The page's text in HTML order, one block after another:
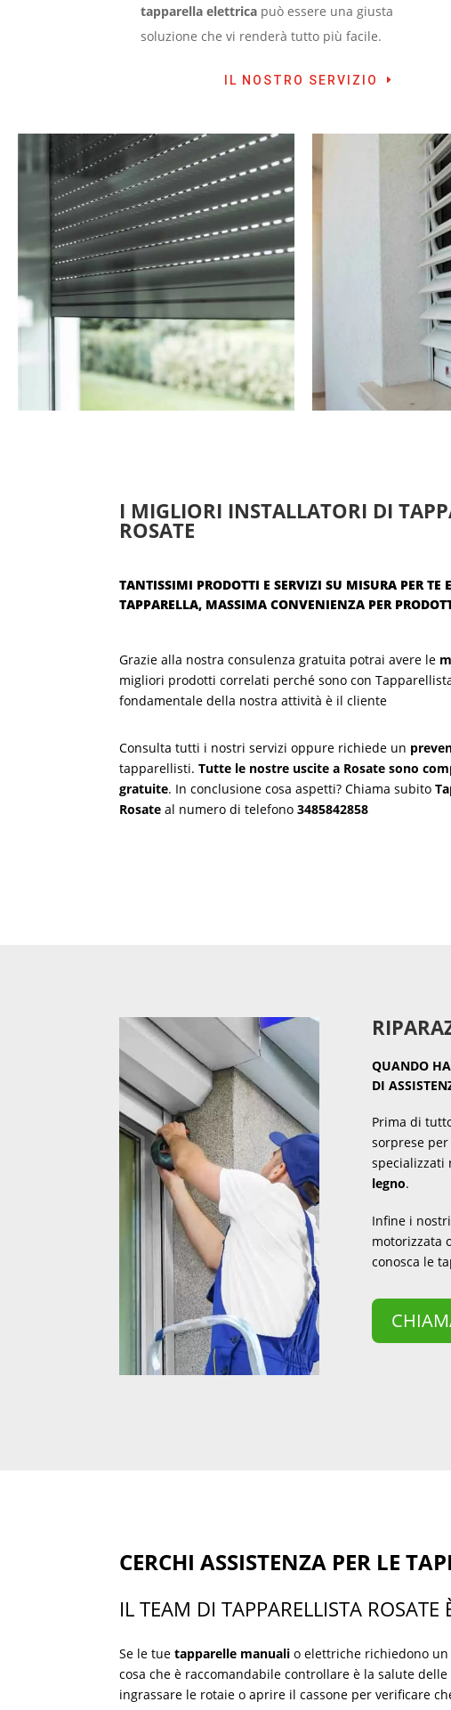
tapparella elettrica può essere una giusta
soluzione che vi renderà tutto più facile.
IL NOSTRO SERVIZIO
I MIGLIORI INSTALLATORI DI
ROSATE
TANTISSIMI PRODOTTI E SERVIZI SU MISURA PER TE
TAPPARELLA, MASSIMA CONVENIENZA PER
Grazie alla nostra consulenza gratuita potrai avere le
migliori prodotti correlati perché sono con
fondamentale della nostra attività è il cliente
Consulta tutti i nostri servizi oppure richiede un
tapparellisti.Tutte le nostre uscite a Rosate sono
gratuite. In conclusione cosa aspetti? Chiama subito
Rosate al numero di telefono3485842858
QUANDO
DI
Prima di
sorprese
specializzati
legno.
Infine i
motorizzata
conosca le
CERCHI ASSISTENZA PER LE
IL TEAM DI TAPPARELLISTA
Se le tuetapparelle manuali o elettriche richiedono un
cosa che è raccomandabile controllare è la salute
ingrassare le rotaie o aprire il cassone per verificare